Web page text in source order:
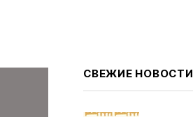
СВЕЖИЕ НОВОСТИ